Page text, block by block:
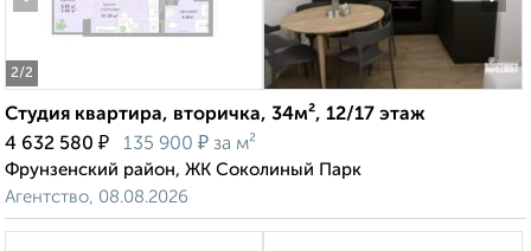
2/2
Студия квартира, вторичка, 34м², 12/17 этаж
4 632 580 ₽ 135 900 ₽ за м²
Фрунзенский район, ЖК Соколиный Парк
Агентство, 08.08.2026